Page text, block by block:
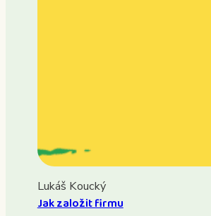
Lukáš Koucký
Jak založit firmu